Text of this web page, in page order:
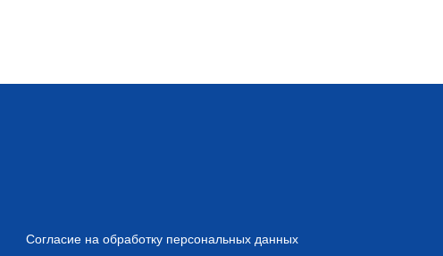
Согласие на обработку персональных данных